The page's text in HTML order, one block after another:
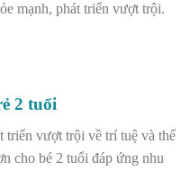
mạnh, phát triển vượt trội.
2 tuổi
triển vượt trội về trí tuệ và thể
cho bé 2 tuổi đáp ứng nhu